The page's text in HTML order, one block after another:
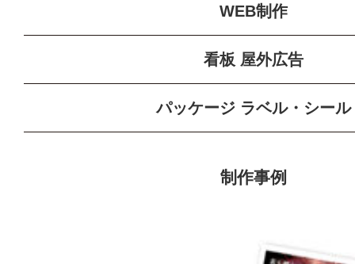
WEB制作
看板 屋外広告
パッケージ ラベル・シール
制作事例